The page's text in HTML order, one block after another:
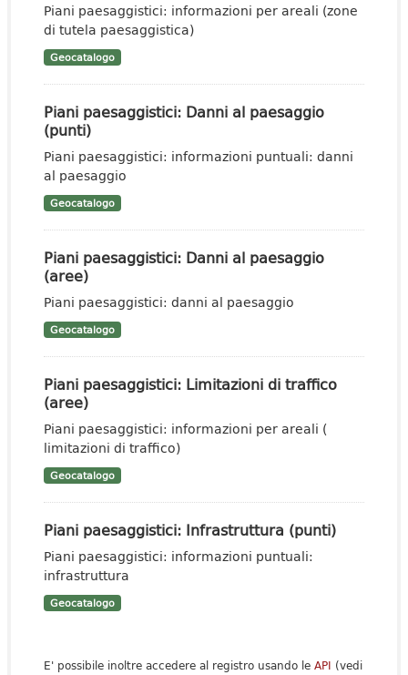
Piani paesaggistici: informazioni per areali (zone
di tutela paesaggistica)
Geocatalogo
Piani paesaggistici: Danni al paesaggio
(punti)
Piani paesaggistici: informazioni puntuali: danni
al paesaggio
Geocatalogo
Piani paesaggistici: Danni al paesaggio
(aree)
Piani paesaggistici: danni al paesaggio
Geocatalogo
Piani paesaggistici: Limitazioni di traffico
(aree)
Piani paesaggistici: informazioni per areali (
limitazioni di traffico)
Geocatalogo
Piani paesaggistici: Infrastruttura (punti)
Piani paesaggistici: informazioni puntuali:
infrastruttura
Geocatalogo
E' possibile inoltre accedere al registro usando le API (vedi